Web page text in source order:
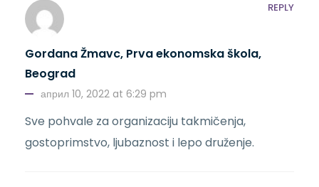
Gordana Žmavc, Prva ekonomska škola,
Beograd
април 10, 2022 at 6:29 pm
Sve pohvale za organizaciju takmičenja,
gostoprimstvo, ljubaznost i lepo druženje.
REPLY